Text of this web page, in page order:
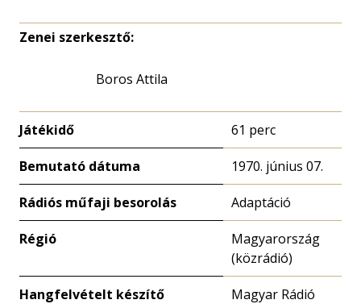
Zenei szerkesztő:
Boros Attila
Játékidő 61 perc
Bemutató dátuma 1970. június 07.
Rádiós műfaji besorolás Adaptáció
Régió
Magyarország
(közrádió)
Hangfelvételt készítő
Magyar Rádió